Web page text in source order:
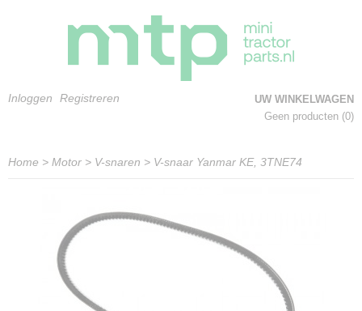
Inloggen Registreren
UW WINKELWAGEN
Geen producten (0)
Home > Motor > V-snaren > V-snaar Yanmar KE, 3TNE74